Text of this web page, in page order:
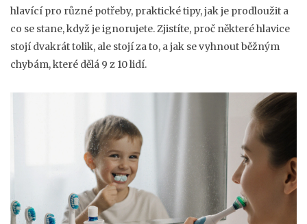
hlavící pro různé potřeby, praktické tipy, jak je prodloužit a
co se stane, když je ignorujete. Zjistíte, proč některé hlavice
stojí dvakrát tolik, ale stojí za to, a jak se vyhnout běžným
chybám, které dělá 9 z 10 lidí.